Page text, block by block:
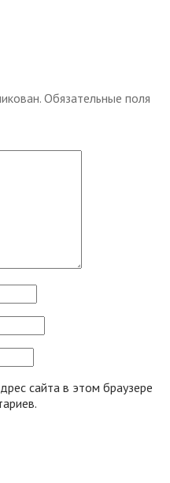
Обязательные поля
сайта в этом браузере